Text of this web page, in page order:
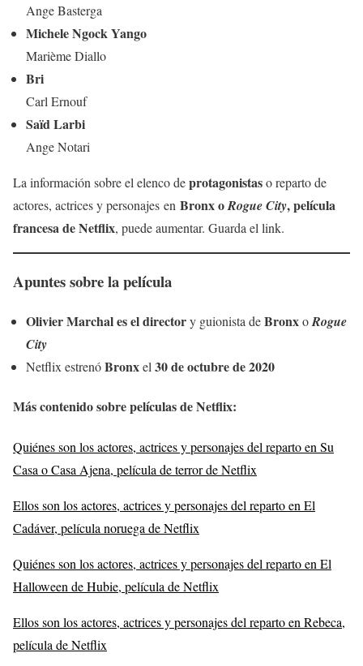
Ange Basterga
Michele Ngock Yango
Marième Diallo
Bri
Carl Ernouf
Saïd Larbi
Ange Notari
La información sobre el elenco deprotagonistaso reparto de
actores, actrices y personajes en BronxoRogue City, película
francesa de Netflix, puede aumentar. Guarda el link.
Apuntes sobre la película
Olivier Marchal es el directory guionista deBronxoRogue
City
Netflix estrenóBronxel 30 de octubre de 2020
Más contenido sobre películas de Netflix:
Quiénes son los actores, actrices y personajes del reparto en Su
Casa o Casa Ajena, película de terror de Netflix
Ellos son los actores, actrices y personajes del reparto en El
Cadáver, película noruega de Netflix
Quiénes son los actores, actrices y personajes del reparto en El
Halloween de Hubie, película de Netflix
Ellos son los actores, actrices y personajes del reparto en Rebeca,
película de Netflix